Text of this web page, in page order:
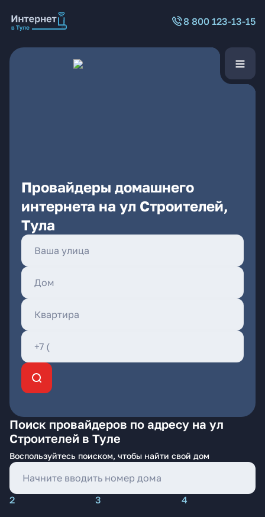
8 800 123-13-15
Провайдеры домашнего
интернета на ул Строителей,
Тула
Поиск провайдеров по адресу на ул
Строителей в Туле
Воспользуйтесь поиском, чтобы найти свой дом
2 3
4